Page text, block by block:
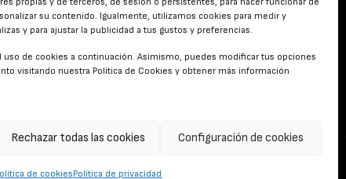
su contenido. Igualmente, utilizamos cookies para medir y
y para ajustar la publicidad a tus gustos y preferencias.
uso de cookies a continuación. Asimismo, puedes modificar tus opciones
visitando nuestra Política de Cookies y obtener más información
Rechazar todas las cookies Configuración de cookies
de cookiesPolítica de privacidad
Youtube Canal Cinerama